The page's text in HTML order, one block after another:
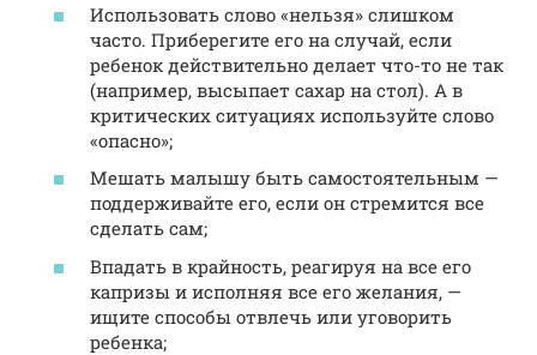
Использовать слово «нельзя» слишком
часто. Приберегите его на случай, если
ребенок действительно делает что-то не так
(например, высыпает сахар на стол). А в
критических ситуациях используйте слово
«опасно»;
Мешать малышу быть самостоятельным —
поддерживайте его, если он стремится все
сделать сам;
Впадать в крайность, реагируя на все его
капризы и исполняя все его желания, —
ищите способы отвлечь или уговорить
ребенка;